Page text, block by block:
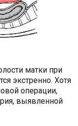
матки при
экстренно. Хотя
операции,
выявленной